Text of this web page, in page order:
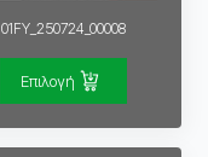
01FY_250724_00008
Επιλογή